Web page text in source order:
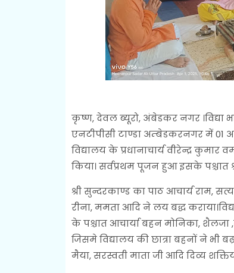
कृष्ण, देवल ब्यूरो, अंबेडकर नगर ।विद्या
एनटीपीसी टाण्डा अम्बेडकरनगर में 01
विद्यालय के प्रधानाचार्य वीरेन्द्र
किया। सर्वप्रथम पूजन हुआ इसके पश्चात
श्री सुन्दरकाण्ड का पाठ आचार्य राम,
रीना, ममता आदि ने लय बद्ध
के पश्चात आचार्या बहन मोनिका,
जिसमे विद्यालय की छात्रा बहनों ने भी
मैया, सरस्वती माता जी आदि दिव्य